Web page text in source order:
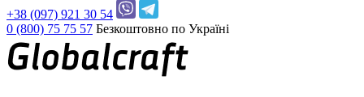
+38 (097) 921 30 54
0 (800) 75 75 57 Безкоштовно по Україні